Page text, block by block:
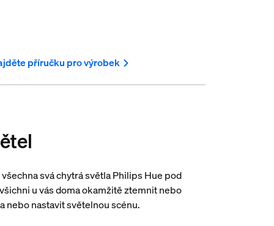
příručku pro výrobek
svá chytrá světla Philips Hue pod
u vás doma okamžitě ztemnit nebo
nebo nastavit světelnou scénu.